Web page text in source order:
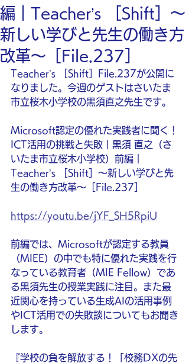
編｜Teacher’s ［Shift］〜
新しい学びと先生の働き方
改革〜［File.237］
Teacher’s ［Shift］File.237が公開に
なりました。今週のゲストはさいたま
市立桜木小学校の黒須直之先生です。
Microsoft認定の優れた実践者に聞く！
ICT活用の挑戦と失敗｜黒須 直之（さ
いたま市立桜木小学校）前編｜
Teacher’s ［Shift］〜新しい学びと先
生の働き方改革〜［File.237］
https://youtu.be/jYF_SH5RpiU
前編では、Microsoftが認定する教員
（MIEE）の中でも特に優れた実践を行
なっている教育者（MIE Fellow）であ
る黒須先生の授業実践に注目。また最
近関心を持っている生成AIの活用事例
やICT活用での失敗談についてもお聞き
します。
『学校の負を解放する！「校務DXの先